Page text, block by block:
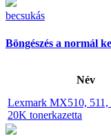
becsukás
Böngészés a normál
Név
Lexmark MX510, 511,
20K tonerkazetta